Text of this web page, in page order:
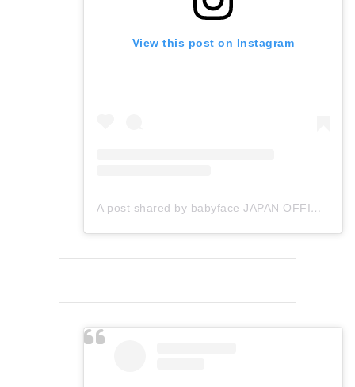
View this post on Instagram
A post shared by babyface JAPAN OFFICIAL (@babyface_japan)